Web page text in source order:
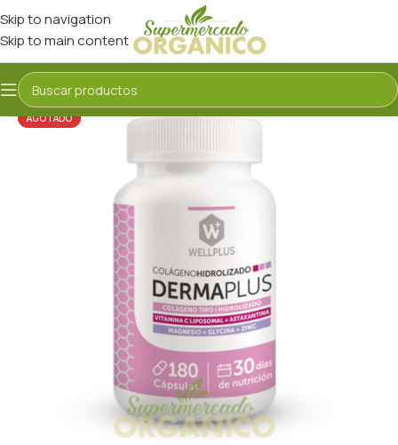
Skip to navigation
Skip to main content
AGOTADO